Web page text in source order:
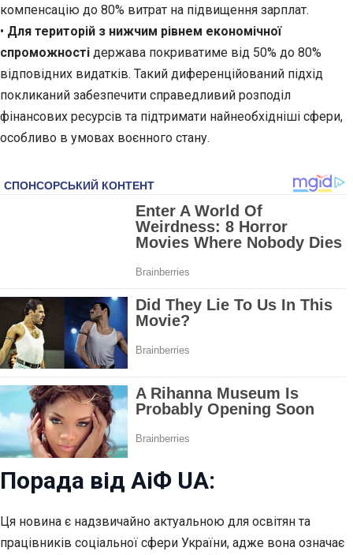
компенсацію до 80% витрат на підвищення зарплат.
• Для територій з нижчим рівнем економічної
спроможності держава покриватиме від 50% до 80%
відповідних видатків. Такий диференційований підхід
покликаний забезпечити справедливий розподіл
фінансових ресурсів та підтримати найнеобхідніші сфери,
особливо в умовах воєнного стану.
Порада від АіФ UA:
Ця новина є надзвичайно актуальною для освітян та
працівників соціальної сфери України, адже вона означає